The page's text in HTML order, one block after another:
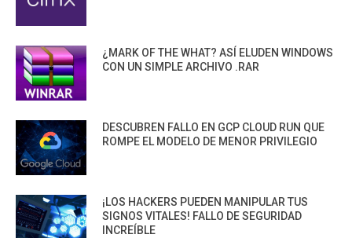
¿MARK OF THE WHAT? ASÍ ELUDEN WINDOWS
CON UN SIMPLE ARCHIVO .RAR
DESCUBREN FALLO EN GCP CLOUD RUN QUE
ROMPE EL MODELO DE MENOR PRIVILEGIO
¡LOS HACKERS PUEDEN MANIPULAR TUS
SIGNOS VITALES! FALLO DE SEGURIDAD
INCREÍBLE